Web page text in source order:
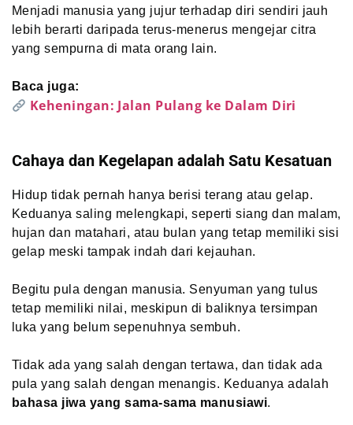
Menjadi manusia yang jujur terhadap diri sendiri jauh
lebih berarti daripada terus-menerus mengejar citra
yang sempurna di mata orang lain.
Baca juga:
Keheningan: Jalan Pulang ke Dalam Diri
Cahaya dan Kegelapan adalah Satu Kesatuan
Hidup tidak pernah hanya berisi terang atau gelap.
Keduanya saling melengkapi, seperti siang dan malam,
hujan dan matahari, atau bulan yang tetap memiliki sisi
gelap meski tampak indah dari kejauhan.
Begitu pula dengan manusia. Senyuman yang tulus
tetap memiliki nilai, meskipun di baliknya tersimpan
luka yang belum sepenuhnya sembuh.
Tidak ada yang salah dengan tertawa, dan tidak ada
pula yang salah dengan menangis. Keduanya adalah
bahasa jiwa yang sama-sama manusiawi.